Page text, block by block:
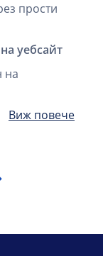
прости
уебсайт
на
Виж повече